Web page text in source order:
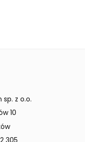
z o.o.
10